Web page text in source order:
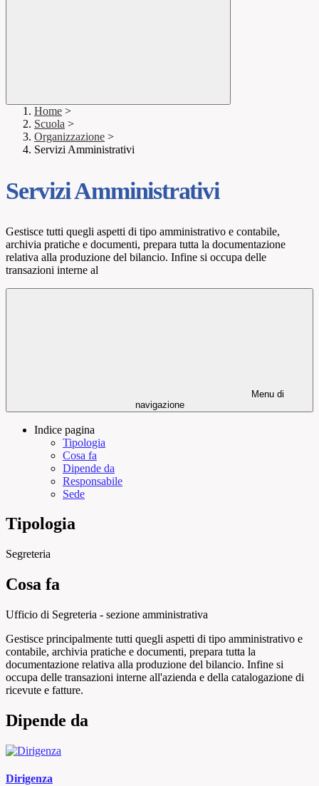
Home >
Scuola >
Organizzazione >
Servizi Amministrativi
Servizi Amministrativi
Gestisce tutti quegli aspetti di tipo amministrativo e contabile,
archivia pratiche e documenti, prepara tutta la documentazione
relativa alla produzione del bilancio. Infine si occupa delle
transazioni interne al
Menu di
navigazione
Indice pagina
Tipologia
Cosa fa
Dipende da
Responsabile
Sede
Tipologia
Segreteria
Cosa fa
Ufficio di Segreteria - sezione amministrativa
Gestisce principalmente tutti quegli aspetti di tipo amministrativo e
contabile, archivia pratiche e documenti, prepara tutta la
documentazione relativa alla produzione del bilancio. Infine si
occupa delle transazioni interne all'azienda e della catalogazione di
ricevute e fatture.
Dipende da
Dirigenza